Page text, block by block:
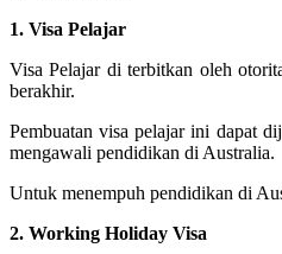
1. Visa Pelajar
Visa Pelajar di terbitkan oleh
berakhir.
Pembuatan visa pelajar ini dapat
mengawali pendidikan di Australia.
Untuk menempuh pendidikan di
2. Working Holiday Visa